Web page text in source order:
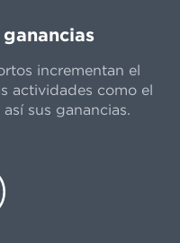
ganancias
incrementan el
actividades como el
sus ganancias.